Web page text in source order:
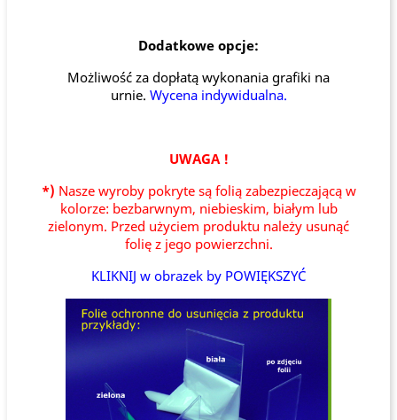
Dodatkowe opcje:
Możliwość za dopłatą wykonania grafiki na
urnie. Wycena indywidualna.
UWAGA !
*) Nasze wyroby pokryte są folią zabezpieczającą w
kolorze: bezbarwnym, niebieskim, białym lub
zielonym. Przed użyciem produktu należy usunąć
folię z jego powierzchni.
KLIKNIJ w obrazek by POWIĘKSZYĆ